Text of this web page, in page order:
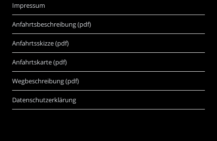
Impressum
Anfahrtsbeschreibung (pdf)
Anfahrtsskizze (pdf)
Anfahrtskarte (pdf)
Wegbeschreibung (pdf)
Datenschutzerklärung